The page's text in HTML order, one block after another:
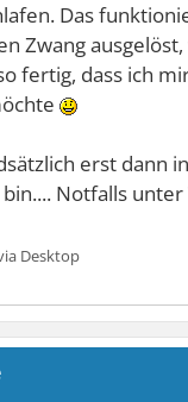
Das
Zwang
fertig, dass ich
erst dann
Notfalls